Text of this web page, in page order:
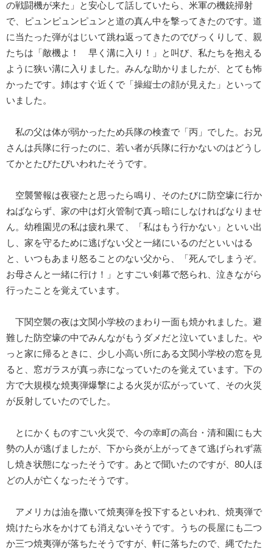
の戦闘機が来た」と安心して話していたら、米軍の機銃掃射
で、ピュンピュンピュンと道の真ん中を撃ってきたのです。道
に当たった弾がはじいて跳ね返ってきたのでびっくりして、親
たちは「敵機よ！ 早く溝に入り！」と叫び、私たちを抱える
ように狭い溝に入りました。みんな助かりましたが、とても怖
かったです。姉はすぐ近くで「操縦士の顔が見えた」といって
いました。
私の父は体が弱かったため兵隊の検査で「丙」でした。お兄
さんは兵隊に行ったのに、若い者が兵隊に行かないのはどうし
てかとたびたびいわれたそうです。
空襲警報は夜寝たと思ったら鳴り、そのたびに防空壕に行か
ねばならず、家の中は灯火管制で真っ暗にしなければなりませ
ん。幼稚園児の私は疲れ果て、「私はもう行かない」といい出
し、家を守るために逃げない父と一緒にいるのだといいはる
と、いつもあまり怒ることのない父から、「死んでしまうぞ。
お母さんと一緒に行け！」とすごい剣幕で怒られ、泣きながら
行ったことを覚えています。
下関空襲の夜は文関小学校のまわり一面も焼かれました。避
難した防空壕の中でみんながもうダメだと泣いていました。や
っと家に帰るときに、少し小高い所にある文関小学校の窓を見
ると、窓ガラスが真っ赤になっていたのを覚えています。下の
方で大規模な焼夷弾爆撃による火災が広がっていて、その火災
が反射していたのでした。
とにかくものすごい火災で、今の幸町の高台・清和園にも大
勢の人が逃げましたが、下から炎が上がってきて逃げられず蒸
し焼き状態になったそうです。あとで聞いたのですが、80人ほ
どの人が亡くなったそうです。
アメリカは油を撒いて焼夷弾を投下するといわれ、焼夷弾で
焼けたら水をかけても消えないそうです。うちの長屋にも二つ
か三つ焼夷弾が落ちたそうですが、軒に落ちたので、縄でたた